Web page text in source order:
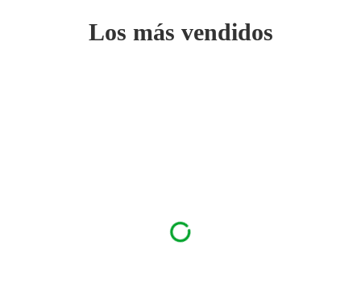
Los más vendidos